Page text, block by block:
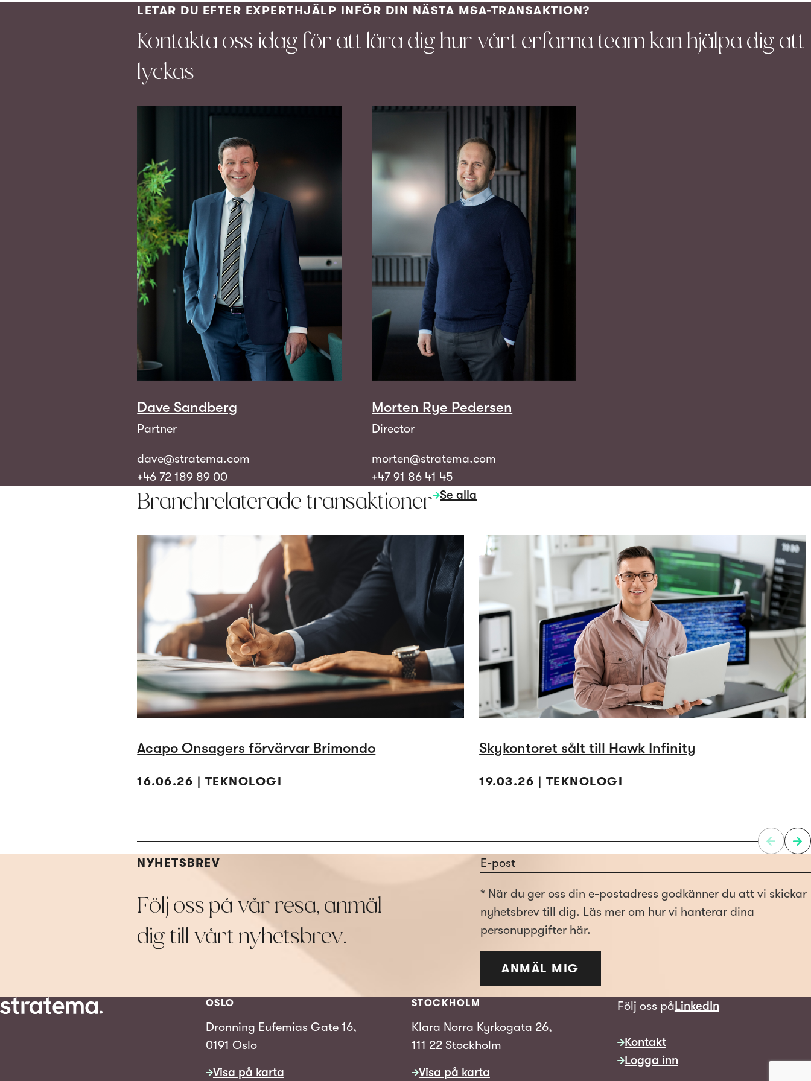
LETAR DU EFTER EXPERTHJÄLP INFÖR DIN NÄSTA M&A-TRANSAKTION?
Kontakta oss idag för att lära dig hur vårt erfarna team kan hjälpa dig att
lyckas
Dave Sandberg
Partner
dave@stratema.com
+46 72 189 89 00
Morten Rye Pedersen
Director
morten@stratema.com
+47 91 86 41 45
Branchrelaterade transaktioner Se alla
Acapo Onsagers förvärvar Brimondo
16.06.26 | TEKNOLOGI
Skykontoret sålt till Hawk Infinity
19.03.26 | TEKNOLOGI
NYHETSBREV
Följ oss på vår resa, anmäl
dig till vårt nyhetsbrev.
Section
* När du ger oss din e-postadress godkänner du att vi skickar
nyhetsbrev till dig. Läs mer om hur vi hanterar dina
personuppgifter här.
ANMÄL MIG
OSLO
Dronning Eufemias Gate 16,
0191 Oslo
Visa på karta
STOCKHOLM
Klara Norra Kyrkogata 26,
111 22 Stockholm
Visa på karta
Följ oss påLinkedIn
Kontakt
Logga inn